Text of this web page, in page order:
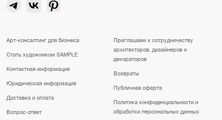
Арт-консалтинг для бизнеса
Стать художником SAMPLE
Контактная информация
Юридическая информация
Доставка и оплата
Вопрос-ответ
Приглашаем к сотрудничеству
архитекторов, дизайнеров и
декораторов
Возвраты
Публичная оферта
Политика конфиденциальности и
обработки персональных данных